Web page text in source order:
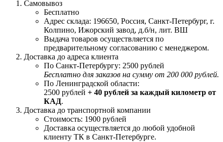
Самовывоз
Бесплатно
Адрес склада: 196650, Россия, Санкт-Петербург, г.
Колпино, Ижорский завод, д.б/н, лит. ВШ
Выдача товаров осуществляется по
предварительному согласованию с менеджером.
Доставка до адреса клиента
По Санкт-Петербургу: 2500 рублей
Бесплатно для заказов на сумму от 200 000 рублей.
По Ленинградской области:
2500 рублей + 40 рублей за каждый километр от
КАД.
Доставка до транспортной компании
Стоимость: 1900 рублей
Доставка осуществляется до любой удобной
клиенту ТК в Санкт-Петербурге.